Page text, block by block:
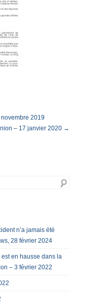
2019
– 17 janvier 2020 →
n’a jamais été
28 février 2024
est en hausse dans la
– 3 février 2022